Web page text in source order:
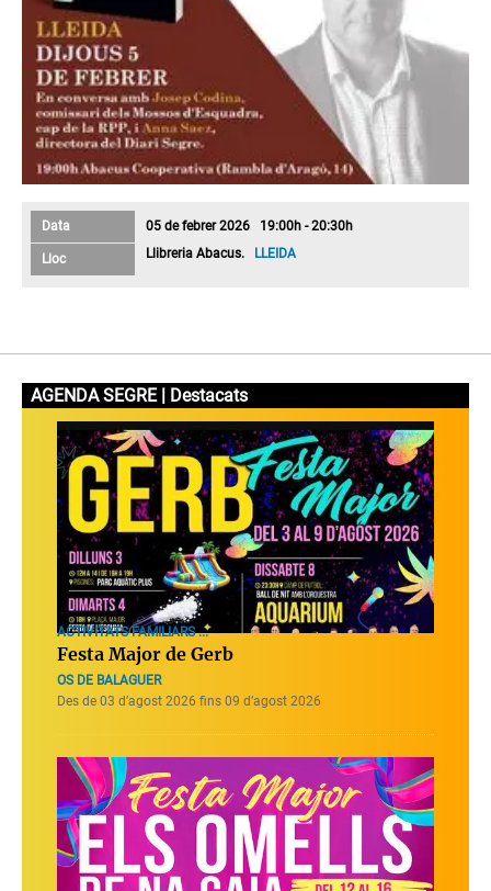
Data 05 de febrer 2026 19:00h - 20:30h
Lloc Llibreria Abacus. LLEIDA
AGENDA SEGRE | Destacats
ACTIVITATS FAMILIARS ...
Festa Major de Gerb
OS DE BALAGUER
Des de 03 d’agost 2026 fins 09 d’agost 2026